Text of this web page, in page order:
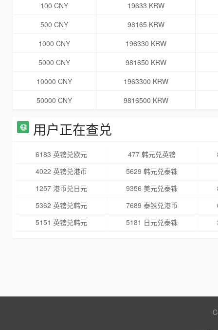
100 CNY
19633 KRW
500 CNY
98165 KRW
1000 CNY
196330 KRW
5000 CNY
981650 KRW
10000 CNY
1963300 KRW
50000 CNY
9816500 KRW
用户正在查兑
6183 英镑兑欧元 477 韩元兑英镑
4022 英镑兑港币
5629 韩元兑泰铢
1257 港币兑日元
9356 美元兑泰铢
5362 英镑兑韩元
7689 泰铢兑港币
5151 英镑兑韩元
5181 日元兑泰铢